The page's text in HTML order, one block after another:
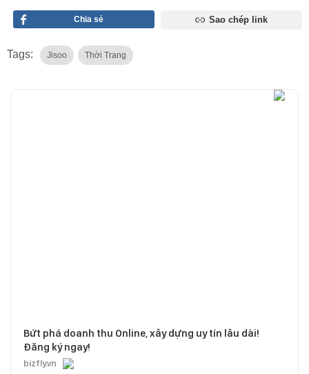
Chia sẻ Sao chép link
Tags: Jisoo Thời Trang
Bứt phá doanh thu Online, xây dựng uy tín lâu dài!
Đăng ký ngay!
bizfly.vn